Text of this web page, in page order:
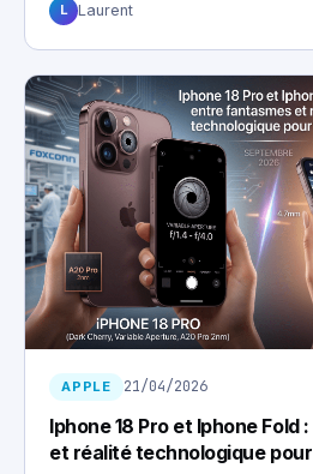
L Laurent
APPLE 21/04/2026
Iphone 18 Pro et Iphone
et réalité technologique